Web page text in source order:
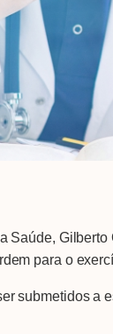
Saúde,
para o
submetidos